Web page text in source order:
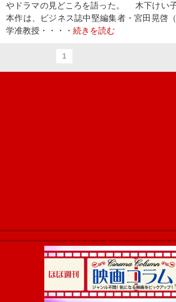
やドラマの見どころを語った。 木下けい
本作は、ビジネス誌中堅編集者・宮田晃啓
学准教授・・・・ 続きを読む
1